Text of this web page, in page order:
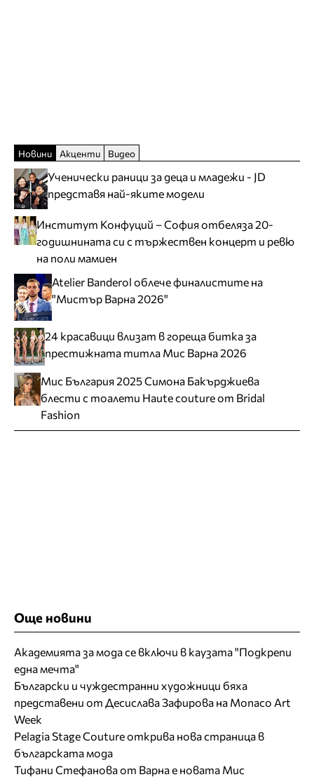
Новини Акценти Видео
Ученически раници за деца и младежи - JD
представя най-яките модели
Институт Конфуций – София отбеляза 20-
годишнината си с тържествен концерт и ревю
на поли мамиен
Atelier Banderol облече финалистите на
"Мистър Варна 2026"
24 красавици влизат в гореща битка за
престижната титла Мис Варна 2026
Мис България 2025 Симона Бакърджиева
блести с тоалети Haute couture от Bridal
Fashion
Още новини
Академията за мода се включи в каузата "Подкрепи
една мечта"
Български и чуждестранни художници бяха
представени от Десислава Зафирова на Monaco Art
Week
Pelagia Stage Couture открива нова страница в
българската мода
Тифани Стефанова от Варна е новата Мис